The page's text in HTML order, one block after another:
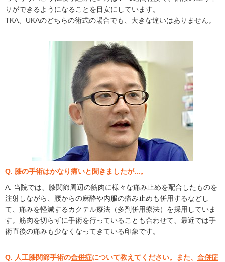
りができるようになることを目安にしています。
TKA、UKAのどちらの術式の場合でも、大きな違いはありません。
Q. 膝の手術はかなり痛いと聞きましたが...。
A. 当院では、膝関節周辺の筋肉に様々な痛み止めを配合したものを
注射しながら、腰からの麻酔や内服の痛み止めも併用するなどし
て、痛みを軽減するカクテル療法（多剤併用療法）を採用していま
す。筋肉を切らずに手術を行っていることも合わせて、最近では手
術直後の痛みも少なくなってきている印象です。
Q. 人工膝関節手術の合併症について教えてください。また、 合併症